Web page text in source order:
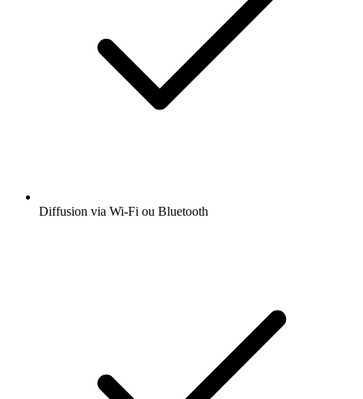
Diffusion via Wi-Fi ou Bluetooth